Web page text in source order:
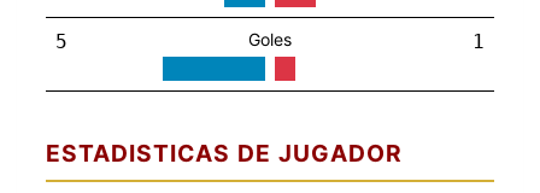
5 Goles 1
ESTADISTICAS DE JUGADOR